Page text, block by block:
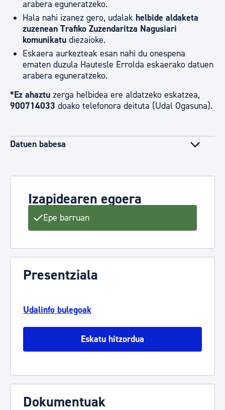
arabera eguneratzeko.
Hala nahi izanez gero, udalak helbide aldaketa
zuzenean Trafiko Zuzendaritza Nagusiari
komunikatu diezaioke.
Eskaera aurkezteak esan nahi du onespena
ematen duzula Hautesle Errolda eskaerako datuen
arabera eguneratzeko.
*Ez ahaztu zerga helbidea ere aldatzeko eskatzea,
900714033 doako telefonora deituta (Udal Ogasuna).
Datuen babesa
Izapidearen egoera
Epe barruan
Presentziala
Udalinfo bulegoak
Eskatu hitzordua
Dokumentuak